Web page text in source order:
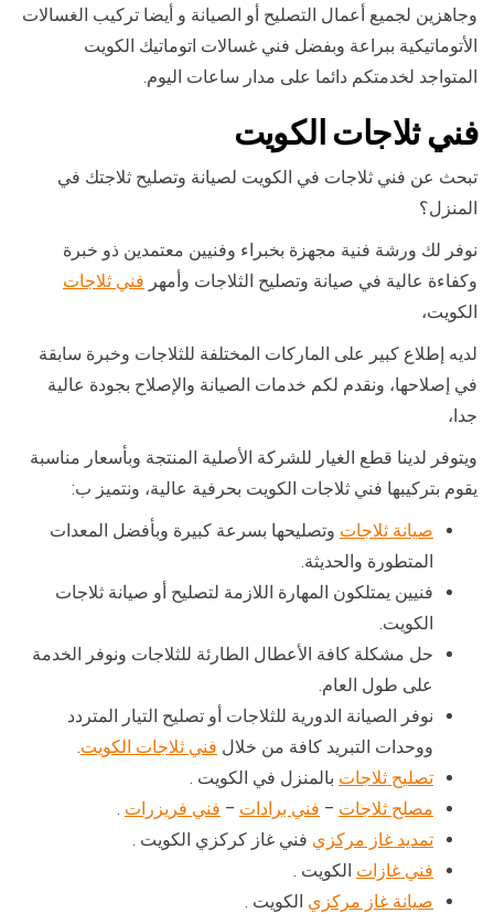
وجاهزين لجميع أعمال التصليح أو الصيانة و أيضا تركيب الغسالات
الأتوماتيكية ببراعة وبفضل فني غسالات اتوماتيك الكويت
المتواجد لخدمتكم دائما على مدار ساعات اليوم.
فني ثلاجات الكويت
تبحث عن فني ثلاجات في الكويت لصيانة وتصليح ثلاجتك في
المنزل؟
نوفر لك ورشة فنية مجهزة بخبراء وفنيين معتمدين ذو خبرة
وكفاءة عالية في صيانة وتصليح الثلاجات وأمهر فني ثلاجات
الكويت،
لديه إطلاع كبير على الماركات المختلفة للثلاجات وخبرة سابقة
في إصلاحها، ونقدم لكم خدمات الصيانة والإصلاح بجودة عالية
جدا،
ويتوفر لدينا قطع الغيار للشركة الأصلية المنتجة وبأسعار مناسبة
يقوم بتركيبها فني ثلاجات الكويت بحرفية عالية، ونتميز ب:
صيانة ثلاجات وتصليحها بسرعة كبيرة وبأفضل المعدات
المتطورة والحديثة.
فنيين يمتلكون المهارة اللازمة لتصليح أو صيانة ثلاجات
الكويت.
حل مشكلة كافة الأعطال الطارئة للثلاجات ونوفر الخدمة
على طول العام.
نوفر الصيانة الدورية للثلاجات أو تصليح التيار المتردد
ووحدات التبريد كافة من خلال فني ثلاجات الكويت.
تصليح ثلاجات بالمنزل في الكويت .
مصلح ثلاجات – فني برادات – فني فريزرات .
تمديد غاز مركزي فني غاز كركزي الكويت .
فني غازات الكويت .
صيانة غاز مركزي الكويت .